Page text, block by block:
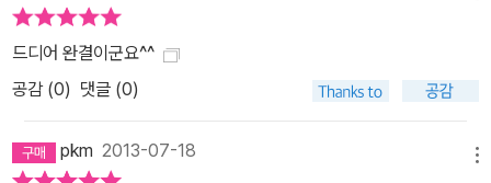
드디어 완결이군요^^
공감 (0) 댓글 (0)
pkm 2013-07-18